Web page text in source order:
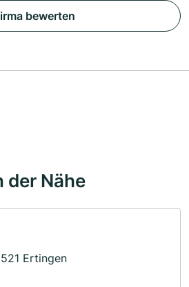
bewerten
der Nähe
Ertingen